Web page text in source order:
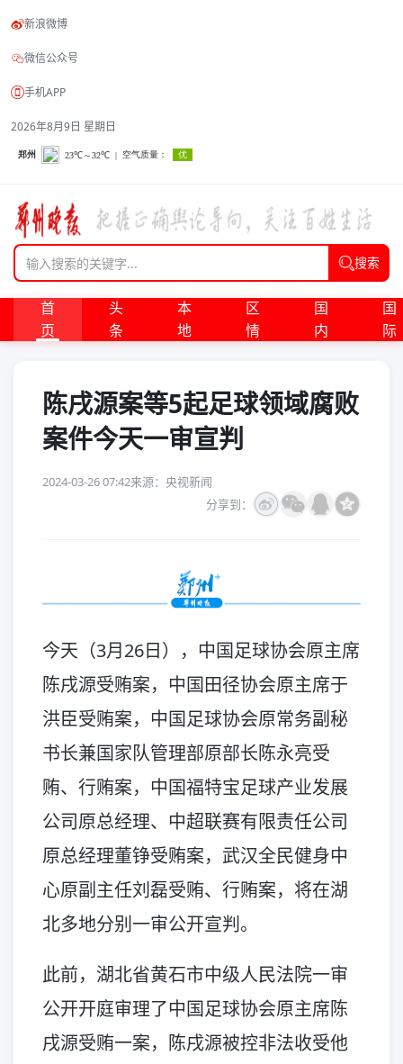
新浪微博
微信公众号
手机APP
2026年8月9日 星期日
搜索
首
页
头
条
本
地
区
情
国
内
国
际
陈戌源案等5起足球领域腐败
案件今天一审宣判
2024-03-26 07:42来源：央视新闻
分享到：
今天（3月26日），中国足球协会原主席
陈戌源受贿案，中国田径协会原主席于
洪臣受贿案，中国足球协会原常务副秘
书长兼国家队管理部原部长陈永亮受
贿、行贿案，中国福特宝足球产业发展
公司原总经理、中超联赛有限责任公司
原总经理董铮受贿案，武汉全民健身中
心原副主任刘磊受贿、行贿案，将在湖
北多地分别一审公开宣判。
此前，湖北省黄石市中级人民法院一审
公开开庭审理了中国足球协会原主席陈
戌源受贿一案，陈戌源被控非法收受他